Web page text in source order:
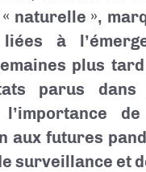
naturelle »,
à
plus
parus
l’importance
aux futures
surveillance et